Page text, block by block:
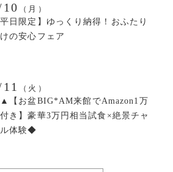
（月）
平日限定】ゆっくり納得！おふたり
の安心フェア
（火）
【お盆BIG*AM来館でAmazon1万
き】豪華3万円相当試食×絶景チャ
体験◆